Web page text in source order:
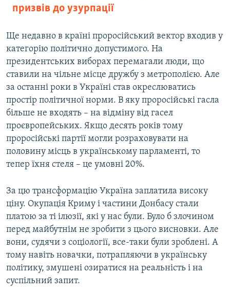
призвів до узурпації
Ще недавно в країні проросійський вектор входив у
категорію політично допустимого. На
президентських виборах перемагали люди, що
ставили на чільне місце дружбу з метрополією. Але
за останні роки в Україні став окреслюватись
простір політичної норми. В яку проросійські гасла
більше не входять – на відміну від гасел
проєвропейських. Якщо десять років тому
проросійські партії могли розраховувати на
половину місць в українському парламенті, то
тепер їхня стеля – це умовні 20%.
За цю трансформацію Україна заплатила високу
ціну. Окупація Криму і частини Донбасу стали
платою за ті ілюзії, які у нас були. Було б злочином
перед майбутнім не зробити з цього висновки. Але
вони, судячи з соціології, все-таки були зроблені. А
тому навіть новачки, потрапляючи в українську
політику, змушені озиратися на реальність і на
суспільний запит.